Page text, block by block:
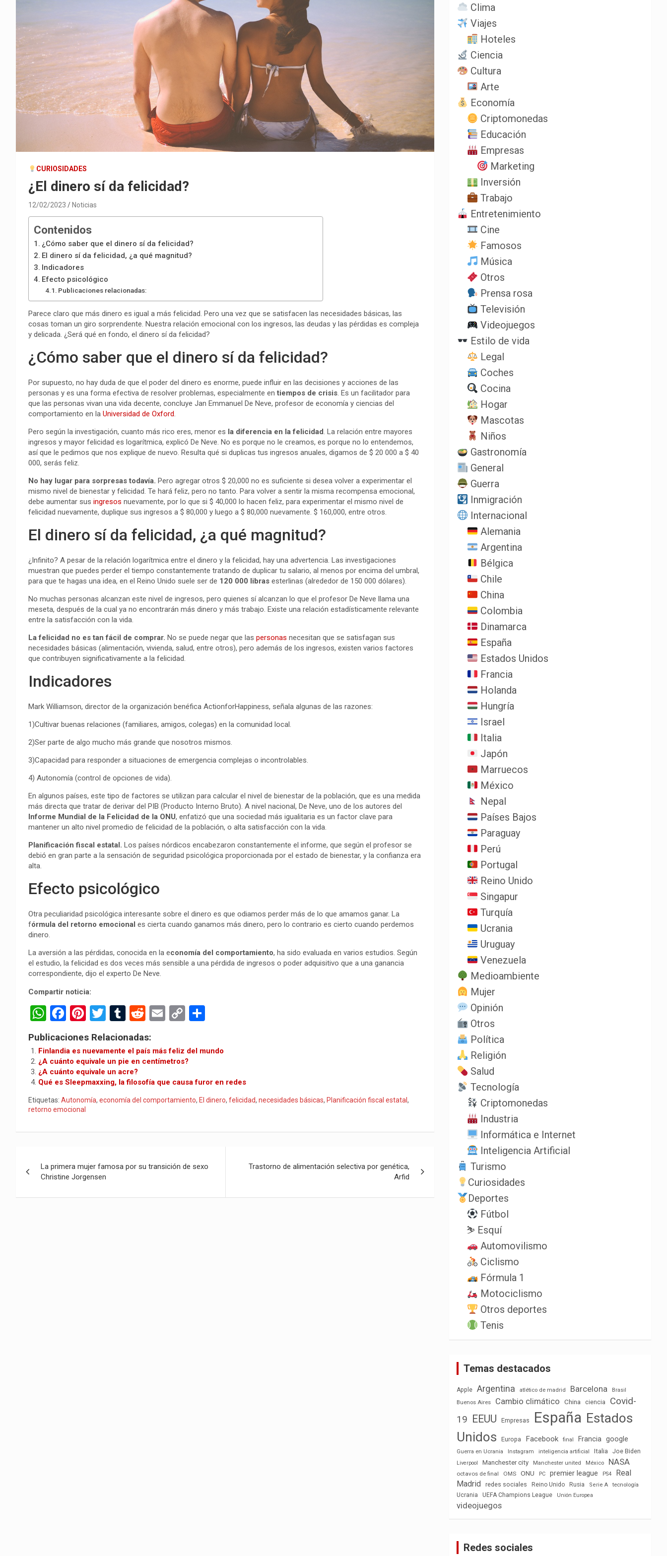
CURIOSIDADES
¿El dinero sí da felicidad?
12/02/2023 Noticias
Contenidos
¿Cómo saber que el dinero sí da felicidad?
El dinero sí da felicidad, ¿a qué magnitud?
Indicadores
Efecto psicológico
Publicaciones relacionadas:
Parece claro que más dinero es igual a más felicidad. Pero una vez que se satisfacen las necesidades básicas, las
cosas toman un giro sorprendente. Nuestra relación emocional con los ingresos, las deudas y las pérdidas es compleja
y delicada. ¿Será qué en fondo, el dinero sí da felicidad?
¿Cómo saber que el dinero sí da felicidad?
Por supuesto, no hay duda de que el poder del dinero es enorme, puede influir en las decisiones y acciones de las
personas y es una forma efectiva de resolver problemas, especialmente entiempos de crisis. Es un facilitador para
que las personas vivan una vida decente, concluye Jan Emmanuel De Neve, profesor de economía y ciencias del
comportamiento en la Universidad de Oxford.
Pero según la investigación, cuanto más rico eres, menor es la diferencia en la felicidad. La relación entre mayores
ingresos y mayor felicidad es logarítmica, explicó De Neve. No es porque no le creamos, es porque no lo entendemos,
así que le pedimos que nos explique de nuevo. Resulta qué si duplicas tus ingresos anuales, digamos de $ 20 000 a $ 40
000, serás feliz.
No hay lugar para sorpresas todavía. Pero agregar otros $ 20,000 no es suficiente si desea volver a experimentar el
mismo nivel de bienestar y felicidad. Te hará feliz, pero no tanto. Para volver a sentir la misma recompensa emocional,
debe aumentar sus ingresos nuevamente, por lo que si $ 40,000 lo hacen feliz, para experimentar el mismo nivel de
felicidad nuevamente, duplique sus ingresos a $ 80,000 y luego a $ 80,000 nuevamente. $ 160,000, entre otros.
El dinero sí da felicidad, ¿a qué magnitud?
¿Infinito? A pesar de la relación logarítmica entre el dinero y la felicidad, hay una advertencia. Las investigaciones
muestran que puedes perder el tiempo constantemente tratando de duplicar tu salario, al menos por encima del umbral,
para que te hagas una idea, en el Reino Unido suele ser de 120 000 libras esterlinas (alrededor de 150 000 dólares).
No muchas personas alcanzan este nivel de ingresos, pero quienes sí alcanzan lo que el profesor De Neve llama una
meseta, después de la cual ya no encontrarán más dinero y más trabajo. Existe una relación estadísticamente relevante
entre la satisfacción con la vida.
La felicidad no es tan fácil de comprar. No se puede negar que las personas necesitan que se satisfagan sus
necesidades básicas (alimentación, vivienda, salud, entre otros), pero además de los ingresos, existen varios factores
que contribuyen significativamente a la felicidad.
Indicadores
Mark Williamson, director de la organización benéfica ActionforHappiness, señala algunas de las razones:
1)Cultivar buenas relaciones (familiares, amigos, colegas) en la comunidad local.
2)Ser parte de algo mucho más grande que nosotros mismos.
3)Capacidad para responder a situaciones de emergencia complejas o incontrolables.
4) Autonomía (control de opciones de vida).
En algunos países, este tipo de factores se utilizan para calcular el nivel de bienestar de la población, que es una medida
más directa que tratar de derivar del PIB (Producto Interno Bruto). A nivel nacional, De Neve, uno de los autores del
Informe Mundial de la Felicidad de la ONU, enfatizó que una sociedad más igualitaria es un factor clave para
mantener un alto nivel promedio de felicidad de la población, o alta satisfacción con la vida.
Planificación fiscal estatal. Los países nórdicos encabezaron constantemente el informe, que según el profesor se
debió en gran parte a la sensación de seguridad psicológica proporcionada por el estado de bienestar, y la confianza era
alta.
Efecto psicológico
Otra peculiaridad psicológica interesante sobre el dinero es que odiamos perder más de lo que amamos ganar. La
fórmula del retorno emocional es cierta cuando ganamos más dinero, pero lo contrario es cierto cuando perdemos
dinero.
La aversión a las pérdidas, conocida en la economía del comportamiento, ha sido evaluada en varios estudios. Según
el estudio, la felicidad es dos veces más sensible a una pérdida de ingresos o poder adquisitivo que a una ganancia
correspondiente, dijo el experto De Neve.
Compartir noticia:
W
h
at
s
A
p
p
F
a
ce
b
o
o
k
Pi
nt
er
es
t
T
wi
tt
er
T
m
bl
r
R
d
di
t
E
ail
C
py
Li
n
k
m
ar
tir
Publicaciones Relacionadas:
Finlandia es nuevamente el país más feliz del mundo
¿A cuánto equivale un pie en centímetros?
¿A cuánto equivale un acre?
Qué es Sleepmaxxing, la filosofía que causa furor en redes
Etiquetas: Autonomía, economía del comportamiento, El dinero, felicidad, necesidades básicas, Planificación fiscal estatal,
retorno emocional
de
entradas
La primera mujer famosa por su transición de sexo
Christine Jorgensen
Trastorno de alimentación selectiva por genética,
Arfid
Clima
Viajes
Hoteles
Ciencia
Cultura
Arte
Economía
Criptomonedas
Educación
Empresas
Marketing
Inversión
Trabajo
Entretenimiento
Cine
Famosos
Música
Otros
Prensa rosa
Televisión
Videojuegos
Estilo de vida
Legal
Coches
Cocina
Hogar
Mascotas
Niños
Gastronomía
General
Guerra
Inmigración
Internacional
Alemania
Argentina
Bélgica
Chile
China
Colombia
Dinamarca
España
Estados Unidos
Francia
Holanda
Hungría
Israel
Italia
Japón
Marruecos
México
Nepal
Países Bajos
Paraguay
Perú
Portugal
Reino Unido
Singapur
Turquía
Ucrania
Uruguay
Venezuela
Medioambiente
Mujer
Opinión
Otros
Política
Religión
Salud
Tecnología
Criptomonedas
Industria
Informática e Internet
Inteligencia Artificial
Turismo
Curiosidades
Deportes
Fútbol
⛷️ Esquí
Automovilismo
Ciclismo
Fórmula 1
Motociclismo
Otros deportes
Tenis
Temas destacados
Apple Argentina atlético de madrid Barcelona
Brasil
Buenos Aires
Cambio climático China ciencia
Covid-
19
EEUU Empresas España Estados
Unidos
Europa Facebook final Francia google
Guerra en Ucrania Instagram inteligencia artificial Italia Joe Biden
Liverpool Manchester city Manchester united México NASA
octavos de final OMS ONU PC premier league PS4
Real
Madrid
redes sociales Reino Unido Rusia Serie A
tecnología
Ucrania
UEFA Champions League Unión Europea
videojuegos
Redes sociales